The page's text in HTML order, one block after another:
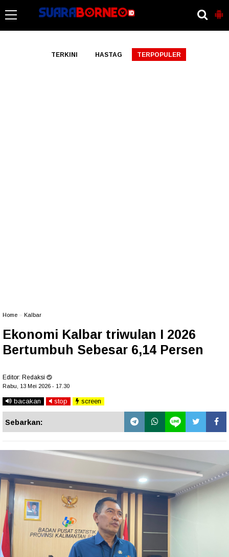
TERKINI HASTAG TERPOPULER
Home Kalbar
Ekonomi Kalbar triwulan I 2026
Bertumbuh Sebesar 6,14 Persen
Editor: Redaksi
Rabu, 13 Mei 2026 - 17.30
bacakan stop screen
Sebarkan: